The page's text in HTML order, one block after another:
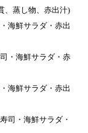
、蒸し物、赤出汁)
海鮮サラダ・赤出
・海鮮サラダ・赤
海鮮サラダ・赤出
司・海鮮サラダ・